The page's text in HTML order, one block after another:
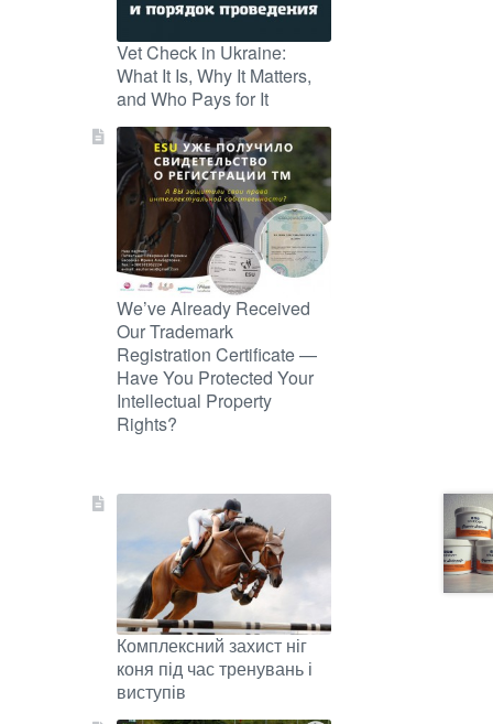
Vet Check in Ukraine:
What It Is, Why It Matters,
and Who Pays for It
We’ve Already Received
Our Trademark
Registration Certificate —
Have You Protected Your
Intellectual Property
Rights?
Комплексний захист ніг
коня під час тренувань і
виступів